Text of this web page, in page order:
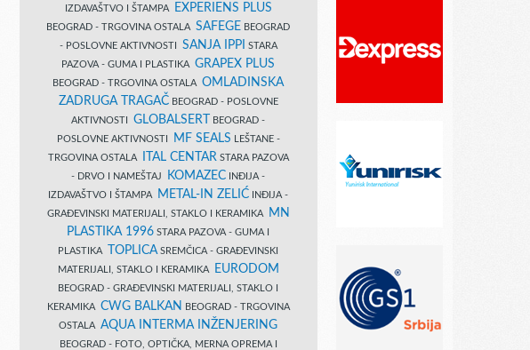
IZDAVAŠTVO I ŠTAMPA
EXPERIENS PLUS
BEOGRAD - TRGOVINA OSTALA SAFEGE BEOGRAD
- POSLOVNE AKTIVNOSTI SANJA IPPI
STARA
PAZOVA - GUMA I PLASTIKA GRAPEX PLUS
BEOGRAD - TRGOVINA OSTALA OMLADINSKA
ZADRUGA TRAGAČBEOGRAD - POSLOVNE
AKTIVNOSTI GLOBALSERT
BEOGRAD -
POSLOVNE AKTIVNOSTI
MF SEALS LEŠTANE -
TRGOVINA OSTALA
ITAL CENTAR STARA PAZOVA
- DRVO I NAMEŠTAJ
KOMAZEC INĐIJA -
IZDAVAŠTVO I ŠTAMPA
METAL-IN ZELIĆ INĐIJA -
GRAĐEVINSKI MATERIJALI, STAKLO I KERAMIKA
MN
PLASTIKA 1996 STARA PAZOVA - GUMA I
PLASTIKA
TOPLICA SREMČICA - GRAĐEVINSKI
MATERIJALI, STAKLO I KERAMIKA
EURODOM
BEOGRAD - GRAĐEVINSKI MATERIJALI, STAKLO I
KERAMIKA CWG BALKAN
BEOGRAD - TRGOVINA
OSTALA AQUA INTERMA INŽENJERING
BEOGRAD - FOTO, OPTIČKA, MERNA OPREMA I